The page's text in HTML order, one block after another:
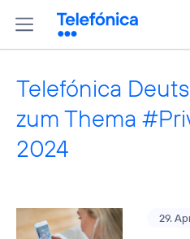
Telefónica
zum Thema
2024
29.